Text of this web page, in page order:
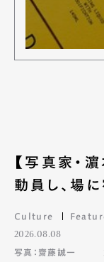
【写真家・
動員し、場
Culture
2026.08.08
写真：齋藤誠一